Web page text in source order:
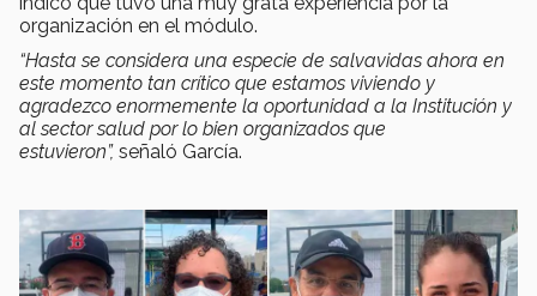
organización en el módulo.
“Hasta se considera una especie de salvavidas ahora en
este momento tan crítico que estamos viviendo y
agradezco enormemente la oportunidad a la Institución y
al sector salud por lo bien organizados que
estuvieron”, señaló García.